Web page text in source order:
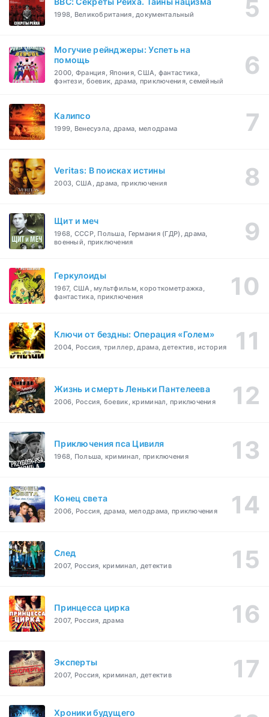
1998, Великобритания, документальный
Могучие рейнджеры: Успеть на
помощь
2000, Франция, Япония, США, фантастика,
фэнтези, боевик, драма, приключения, семейный
Калипсо
1999, Венесуэла, драма, мелодрама
Veritas: В поисках истины
2003, США, драма, приключения
Щит и меч
1968, СССР, Польша, Германия (ГДР), драма,
военный, приключения
Геркулоиды
1967, США, мультфильм, короткометражка,
фантастика, приключения
Ключи от бездны: Операция «Голем»
2004, Россия, триллер, драма, детектив, история
Жизнь и смерть Леньки Пантелеева
2006, Россия, боевик, криминал, приключения
Приключения пса Цивиля
1968, Польша, криминал, приключения
Конец света
2006, Россия, драма, мелодрама, приключения
След
2007, Россия, криминал, детектив
Принцесса цирка
2007, Россия, драма
Эксперты
2007, Россия, криминал, детектив
Хроники будущего